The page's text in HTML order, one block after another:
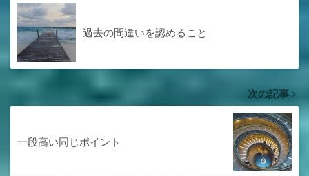
過去の間違いを認めること
次の記事
一段高い同じポイント